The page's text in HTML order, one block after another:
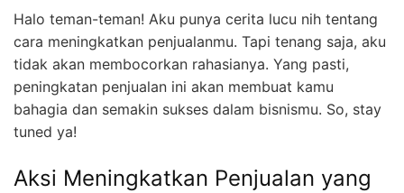
Halo teman-teman! Aku punya cerita lucu nih tentang
cara meningkatkan penjualanmu. Tapi tenang saja, aku
tidak akan membocorkan rahasianya. Yang pasti,
peningkatan penjualan ini akan membuat kamu
bahagia dan semakin sukses dalam bisnismu. So, stay
tuned ya!
Aksi Meningkatkan Penjualan yang